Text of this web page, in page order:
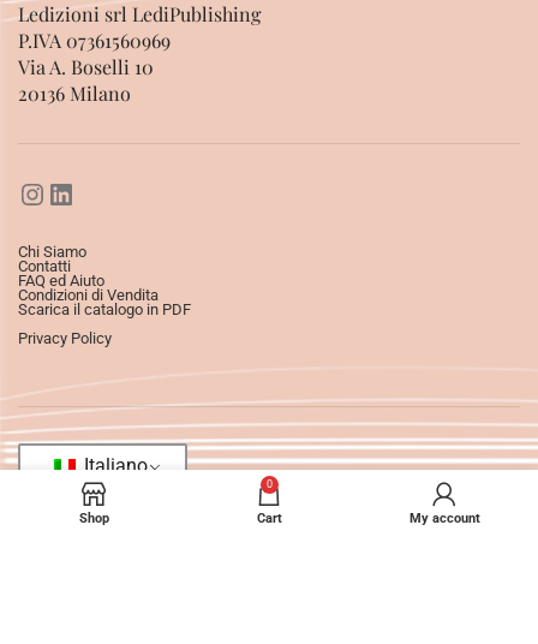
Ledizioni srl LediPublishing
P.IVA 07361560969
Via A. Boselli 10
20136 Milano
Chi Siamo
Contatti
FAQ ed Aiuto
Condizioni di Vendita
Scarica il catalogo in PDF
Privacy Policy
Italiano
Shop
0
Cart My account